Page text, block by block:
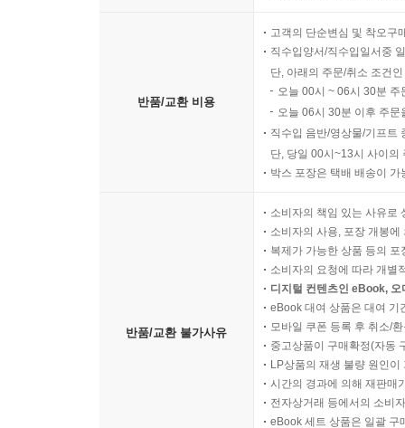
반품/교환 비용
고객의 단순변심 및 착오구
직수입양서/직수입일서중
단, 아래의 주문/취소 조건
오늘 00시 ~ 06시 30분
오늘 06시 30분 이후 주
직수입 음반/영상물/기프트
단, 당일 00시~13시 사이의
박스 포장은 택배 배송이
반품/교환 불가사유
소비자의 책임 있는 사유로
소비자의 사용, 포장 개봉
복제가 가능한 상품 등의
소비자의 요청에 따라 개별
디지털 컨텐츠인 eBook,
eBook 대여 상품은 대여 기
모바일 쿠폰 등록 후 취소/
중고상품이 구매확정(자동
LP상품의 재생 불량 원인
시간의 경과에 의해 재판매
전자상거래 등에서의 소비
eBook 세트 상품은 일괄 구